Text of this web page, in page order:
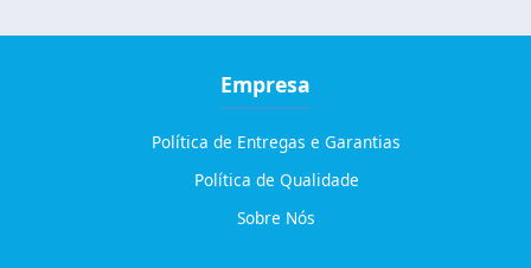
Empresa
Política de Entregas e Garantias
Política de Qualidade
Sobre Nós